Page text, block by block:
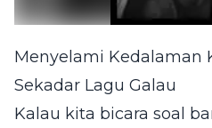
Menyelami Kedalaman
Sekadar Lagu Galau
Kalau kita bicara soal